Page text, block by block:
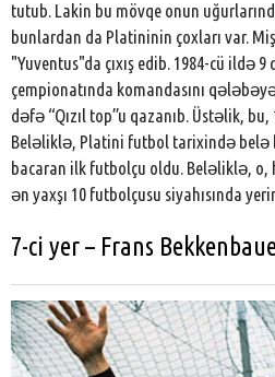
tutub. Lakin bu mövqe onun
bunlardan da Platininin çoxları var.
"Yuventus"da çıxış edib. 1984-cü ildə
çempionatında komandasını
dəfə “Qızıl top”u qazanıb. Üstəlik,
Beləliklə, Platini futbol tarixində belə
bacaran ilk futbolçu oldu. Beləliklə,
ən yaxşı 10 futbolçusu siyahısında
7-ci yer – Frans